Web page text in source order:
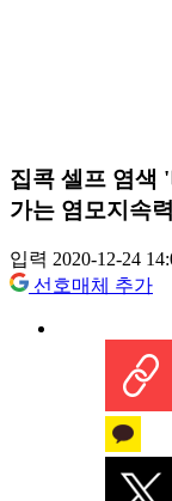
집콕 셀프 염색
가는 염모지속
입력 2020-12-24
선호매체 추가